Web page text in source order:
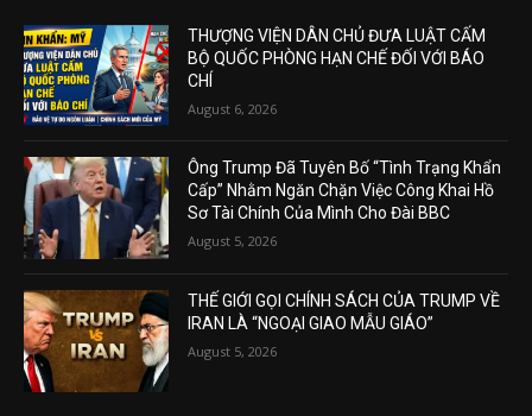
THƯỢNG VIỆN DÂN CHỦ ĐƯA LUẬT CẤM
BỘ QUỐC PHÒNG HẠN CHẾ ĐỐI VỚI BÁO
CHÍ
August 6, 2026
Ông Trump Đã Tuyên Bố “Tình Trạng Khẩn
Cấp” Nhằm Ngăn Chặn Việc Công Khai Hồ
Sơ Tài Chính Của Mình Cho Đài BBC
August 5, 2026
THẾ GIỚI GỌI CHÍNH SÁCH CỦA TRUMP VỀ
IRAN LÀ “NGOẠI GIAO MẪU GIÁO”
August 5, 2026